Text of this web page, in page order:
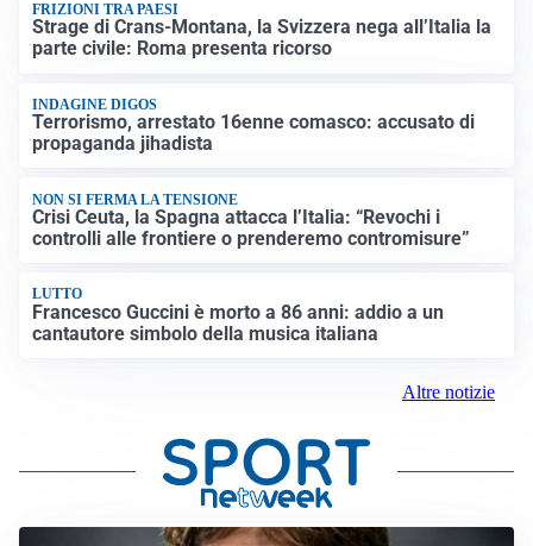
FRIZIONI TRA PAESI
Strage di Crans-Montana, la Svizzera nega all’Italia la
parte civile: Roma presenta ricorso
INDAGINE DIGOS
Terrorismo, arrestato 16enne comasco: accusato di
propaganda jihadista
NON SI FERMA LA TENSIONE
Crisi Ceuta, la Spagna attacca l’Italia: “Revochi i
controlli alle frontiere o prenderemo contromisure”
LUTTO
Francesco Guccini è morto a 86 anni: addio a un
cantautore simbolo della musica italiana
Altre notizie